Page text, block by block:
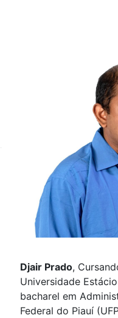
Djair Prado,
Universidade
bacharel em
Federal do Piauí